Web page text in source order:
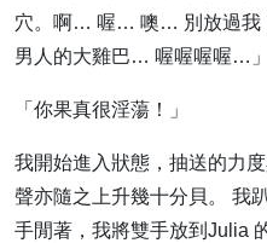
穴。啊… 喔… 噢… 別放過我
男人的大雞巴… 喔喔喔喔…」
「你果真很淫蕩！」
我開始進入狀態，抽送的力
聲亦隨之上升幾十分貝。 我
手閒著，我將雙手放到Julia